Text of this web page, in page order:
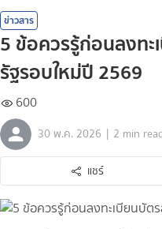
ข่าวสาร
5 ข้อควรรู้ก่อนลงท
รัฐรอบใหม่ปี 2569
600
30 พ.ค. 2026 | 2 min
แชร์